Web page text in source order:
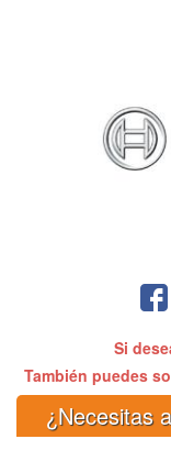
Si
También puedes
¿Necesitas